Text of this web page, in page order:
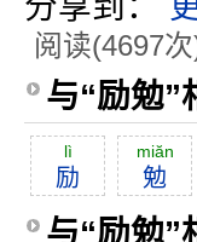
阅读(4697
与“励勉”
lì
励
miăn
勉
与“励勉”